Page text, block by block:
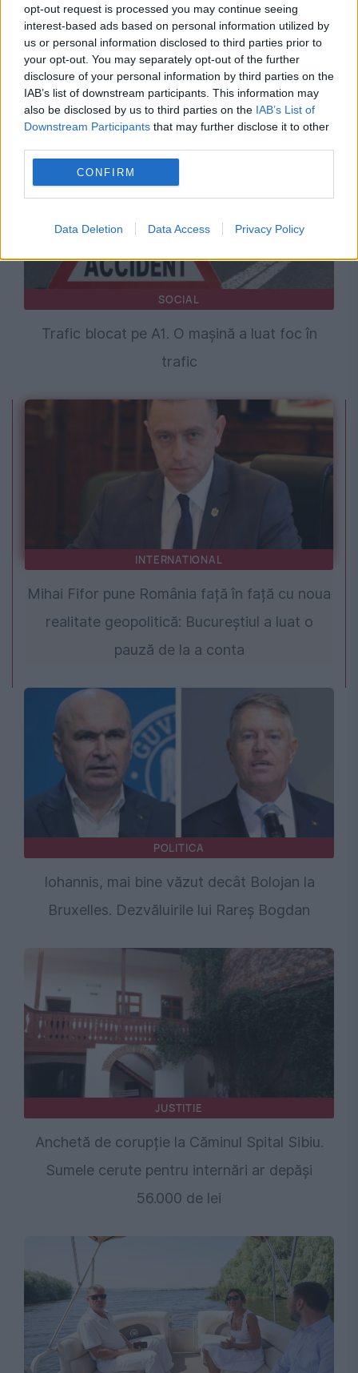
opt-out request is processed you may continue seeing
interest-based ads based on personal information utilized by
us or personal information disclosed to third parties prior to
your opt-out. You may separately opt-out of the further
disclosure of your personal information by third parties on the
IAB’s list of downstream participants. This information may
also be disclosed by us to third parties on the IAB’s List of
Downstream Participants that may further disclose it to other
CONFIRM
Data Deletion Data Access Privacy Policy
SOCIAL
Furtunile au făcut pagube în Bihor, Sibiu și
Brașov. Acoperișuri smulse și copaci doborâți
SOCIAL
Trafic blocat pe A1. O mașină a luat foc în
trafic
INTERNATIONAL
Mihai Fifor pune România față în față cu noua
realitate geopolitică: Bucureștiul a luat o
pauză de la a conta
POLITICA
Iohannis, mai bine văzut decât Bolojan la
Bruxelles. Dezvăluirile lui Rareș Bogdan
JUSTITIE
Anchetă de corupție la Căminul Spital Sibiu.
Sumele cerute pentru internări ar depăși
56.000 de lei